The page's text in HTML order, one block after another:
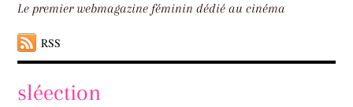
Le premier webmagazine féminin dédié au cinéma
RSS
sléection